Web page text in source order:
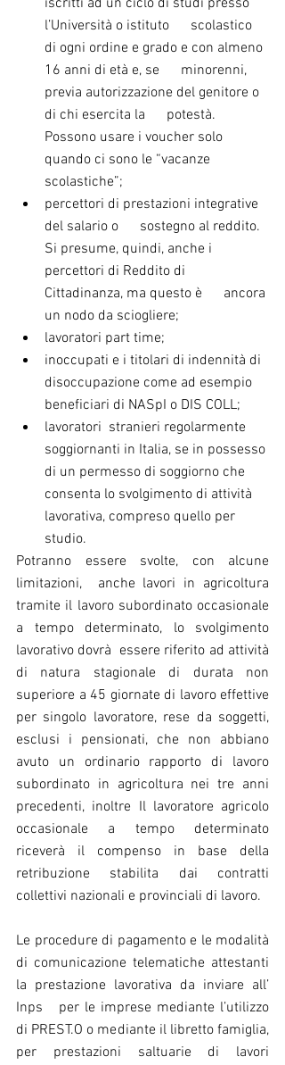
iscritti ad un ciclo di studi presso
l’Università o istituto      scolastico
di ogni ordine e grado e con almeno
16 anni di età e, se      minorenni,
previa autorizzazione del genitore o
di chi esercita la      potestà.
Possono usare i voucher solo
quando ci sono le “vacanze
scolastiche”;
percettori di prestazioni integrative
del salario o      sostegno al reddito.
Si presume, quindi, anche i
percettori di Reddito di
Cittadinanza, ma questo è      ancora
un nodo da sciogliere;
lavoratori part time;
inoccupati e i titolari di indennità di
disoccupazione come ad esempio
beneficiari di NASpI o DIS COLL;
lavoratori  stranieri regolarmente
soggiornanti in Italia, se in possesso
di un permesso di soggiorno che
consenta lo svolgimento di attività
lavorativa, compreso quello per
studio.
Potranno essere svolte, con alcune
limitazioni,  anche lavori in agricoltura
tramite il lavoro subordinato occasionale
a tempo determinato, lo svolgimento
lavorativo dovrà  essere riferito ad attività
di natura stagionale di durata non
superiore a 45 giornate di lavoro effettive
per singolo lavoratore, rese da soggetti,
esclusi i pensionati, che non abbiano
avuto un ordinario rapporto di lavoro
subordinato in agricoltura nei tre anni
precedenti, inoltre Il lavoratore agricolo
occasionale a tempo determinato
riceverà il compenso in base della
retribuzione stabilita dai contratti
collettivi nazionali e provinciali di lavoro.
Le procedure di pagamento e le modalità
di comunicazione telematiche attestanti
la prestazione lavorativa da inviare all’
Inps   per le imprese mediante l’utilizzo
di PREST.O o mediante il libretto famiglia,
per prestazioni saltuarie di lavori